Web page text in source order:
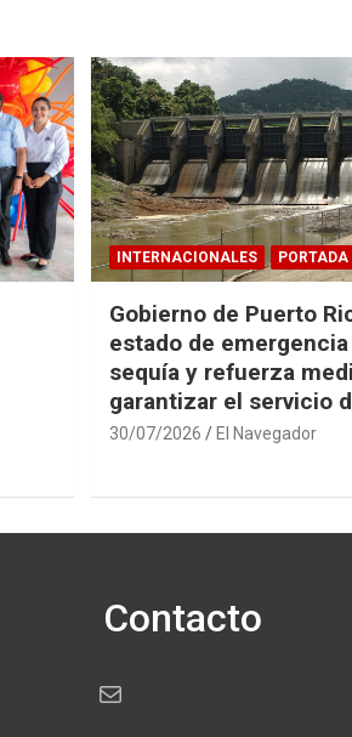
INTERNACIONALES PORTADA
Gobierno de Puerto
estado de
sequía y refuerza
garantizar el servicio
30/07/2026 El Navegador
Contacto
Correo electrónico